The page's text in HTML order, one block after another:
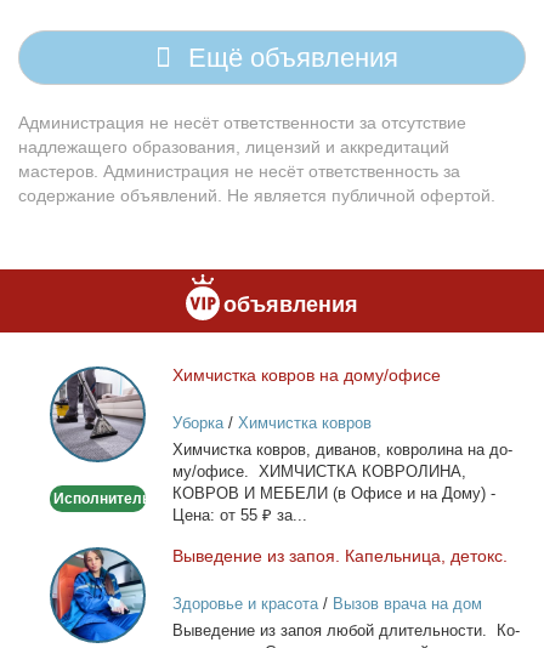
Ещё объявления
Администрация не несёт ответственности за отсутствие
надлежащего образования, лицензий и аккредитаций
мастеров. Администрация не несёт ответственность за
содержание объявлений. Не является публичной офертой.
объявления
Химчистка
ковров
на
дому/
Исполнитель
Хим­чист­ка ков­ров на до­му/офи­се
Уборка/ Химчистка ковров
Хим­чист­ка ков­ров, ди­ва­нов, ков­ро­ли­на на до­
му/офи­се. ХИМЧИСТКА КОВРОЛИНА,
КОВРОВ И МЕБЕЛИ (в Офи­се и на До­му) -
Це­на: от 55 ₽ за...
Выведение
из
запоя.
Капельница,
Вы­ве­де­ние из за­поя. Ка­пель­ни­ца, де­токс.
Здоровье и красота/ Вызов врача на дом
Вы­ве­де­ние из за­поя лю­бой дли­тель­но­сти. Ко­